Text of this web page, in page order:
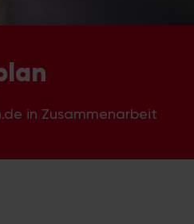
in Zusammenarbeit